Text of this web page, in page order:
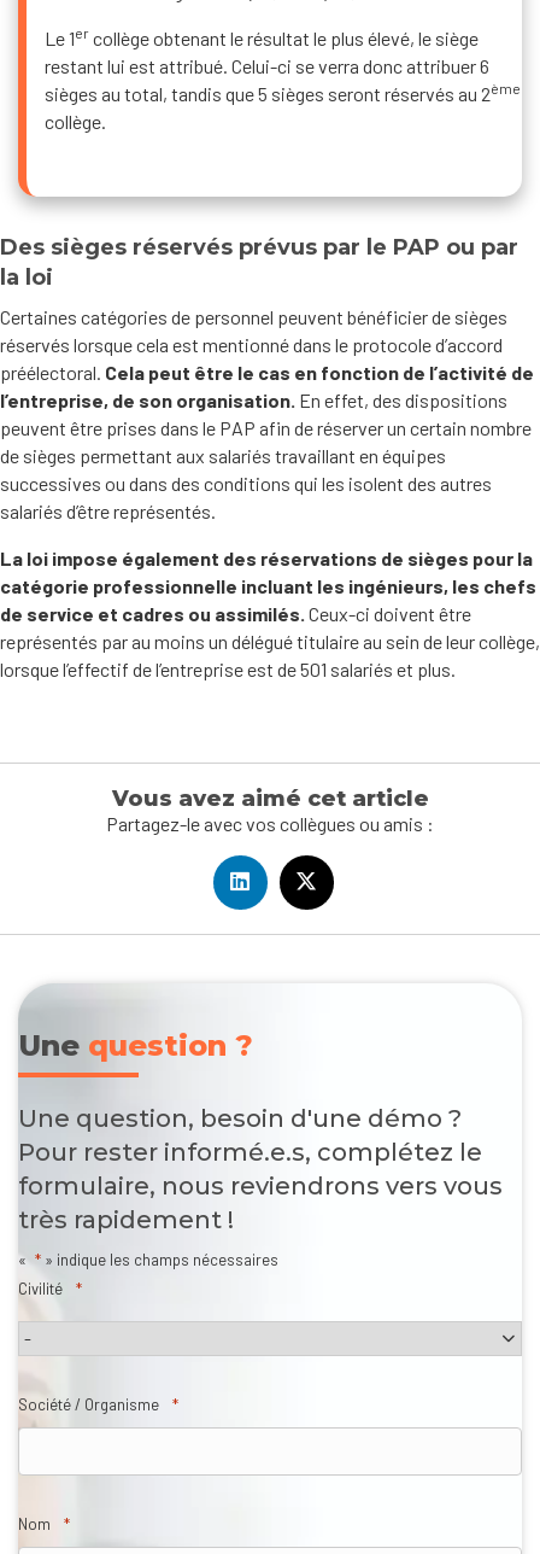
Le 1er collège obtenant le résultat le plus élevé, le siège
restant lui est attribué. Celui-ci se verra donc attribuer 6
sièges au total, tandis que 5 sièges seront réservés au 2ème
collège.
Des sièges réservés prévus par le PAP ou par
la loi
Certaines catégories de personnel peuvent bénéficier de sièges
réservés lorsque cela est mentionné dans le protocole d’accord
préélectoral. Cela peut être le cas en fonction de l’activité de
l’entreprise, de son organisation. En effet, des dispositions
peuvent être prises dans le PAP afin de réserver un certain nombre
de sièges permettant aux salariés travaillant en équipes
successives ou dans des conditions qui les isolent des autres
salariés d’être représentés.
La loi impose également des réservations de sièges pour la
catégorie professionnelle incluant les ingénieurs, les chefs
de service et cadres ou assimilés. Ceux-ci doivent être
représentés par au moins un délégué titulaire au sein de leur collège,
lorsque l’effectif de l’entreprise est de 501 salariés et plus.
Vous avez aimé cet article
Partagez-le avec vos collègues ou amis :
Une question ?
Une question, besoin d'une démo ?
Pour rester informé.e.s, complétez le
formulaire, nous reviendrons vers vous
très rapidement !
« * » indique les champs nécessaires
Civilité
*
Société / Organisme *
Nom *